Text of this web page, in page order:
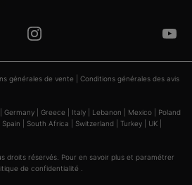
générales de vente
Conditions générales des avis
Germany Greece Italy Lebanon Mexico
Poland
Spain South Africa Switzerland Turkey UK
droits réservés. Pour en savoir plus et paramétrer
de confidentialité